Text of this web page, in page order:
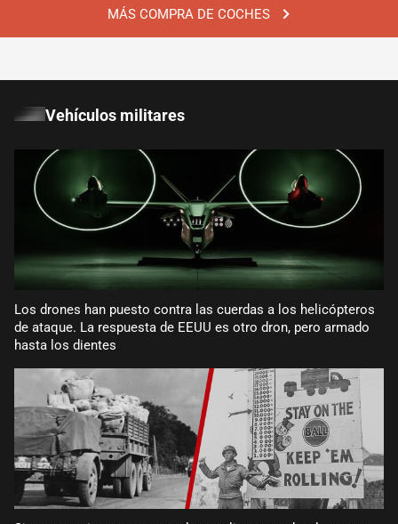
MÁS COMPRA DE COCHES
Vehículos militares
Los drones han puesto contra las cuerdas a los helicópteros
de ataque. La respuesta de EEUU es otro dron, pero armado
hasta los dientes